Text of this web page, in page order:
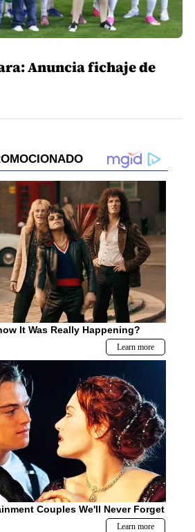
Anuncia fichaje de